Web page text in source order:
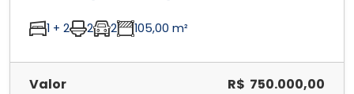
1 + 2 2 2 105,00 m²
Valor R$ 750.000,00